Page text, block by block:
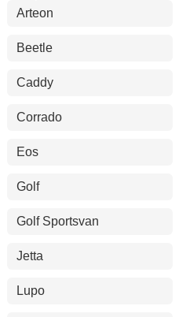
Arteon
Beetle
Caddy
Corrado
Eos
Golf
Golf Sportsvan
Jetta
Lupo